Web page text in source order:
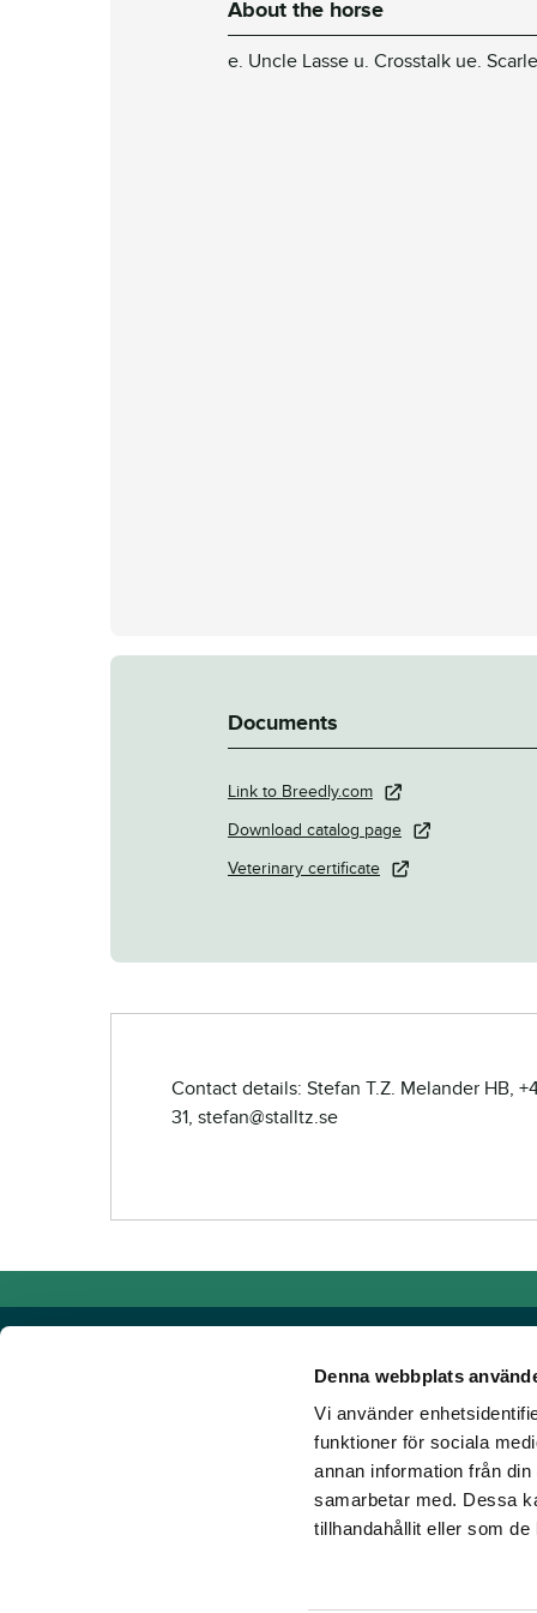
Denna webbplats
Vi använder
funktioner för sociala
annan information från
samarbetar med. Dessa
tillhandahållit eller som
About the horse
e. Uncle Lasse u. Crosstalk ue.
Documents
Link to Breedly.com
Download catalog page
Veterinary certificate
Contact details: Stefan T.Z. Melander HB,
31, stefan@stalltz.se
Powered by TR Media
TR Media has Sweden's leading brands for those who
Since our inception in 1932, when the magazine